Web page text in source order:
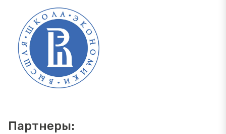
Партнеры: